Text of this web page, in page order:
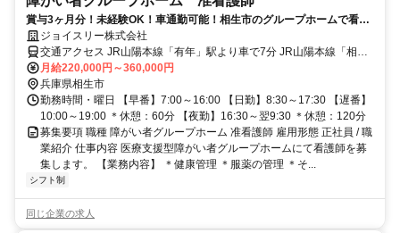
賞与3ヶ月分！未経験OK！車通勤可能！相生市のグループホームで看護
のお仕事です！【イチオシ】
ジョイスリー株式会社
交通アクセス JR山陽本線「有年」駅より車で7分 JR山陽本線「相
生」駅より車で15分
月給220,000円～360,000円
兵庫県相生市
勤務時間・曜日 【早番】7:00～16:00 【日勤】8:30～17:30 【遅番】
10:00～19:00 ＊休憩：60分 【夜勤】16:30～翌9:30 ＊休憩：120分
募集要項 職種 障がい者グループホーム 准看護師 雇用形態 正社員 / 職
業紹介 仕事内容 医療支援型障がい者グループホームにて看護師を募
集します。 【業務内容】 ＊健康管理 ＊服薬の管理 ＊そ...
シフト制
同じ企業の求人